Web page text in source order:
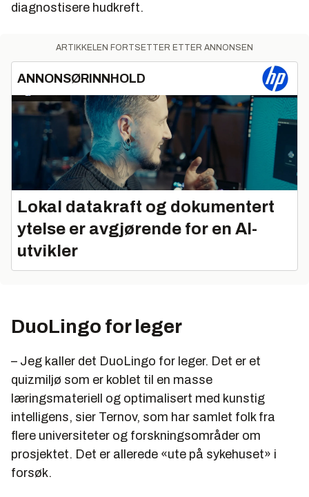
diagnostisere hudkreft.
ARTIKKELEN FORTSETTER ETTER ANNONSEN
ANNONSØRINNHOLD
Lokal datakraft og dokumentert
ytelse er avgjørende for en AI-
utvikler
DuoLingo for leger
– Jeg kaller det DuoLingo for leger. Det er et
quizmiljø som er koblet til en masse
læringsmateriell og optimalisert med kunstig
intelligens, sier Ternov, som har samlet folk fra
flere universiteter og forskningsområder om
prosjektet. Det er allerede «ute på sykehuset» i
forsøk.